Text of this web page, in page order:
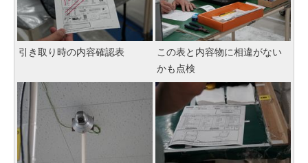
引き取り時の内容確認表
この表と内容物に相違がない
かも点検